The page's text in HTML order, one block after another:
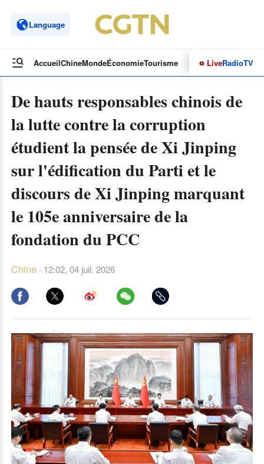
Language
AccueilChineMondeÉconomieTourismeCulture&SportOpinions
LiveRadioTV
De hauts responsables chinois de
la lutte contre la corruption
étudient la pensée de Xi Jinping
sur l'édification du Parti et le
discours de Xi Jinping marquant
le 105e anniversaire de la
fondation du PCC
Chine· 12:02, 04 juil. 2026